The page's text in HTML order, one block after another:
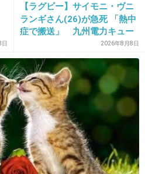
+1
タイムなトピ。
【ラグビー】サイモニ・ヴニ
ランギさん(26)が急死 「熱中
症で搬送」 九州電力キュー
デンヴォルテクスで練習中
2026年8月8日